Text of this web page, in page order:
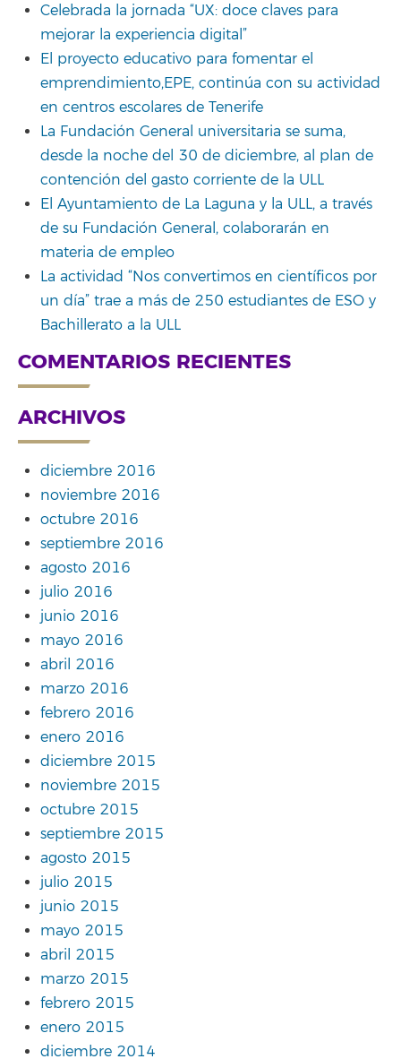
Celebrada la jornada “UX: doce claves para
mejorar la experiencia digital”
El proyecto educativo para fomentar el
emprendimiento,EPE, continúa con su actividad
en centros escolares de Tenerife
La Fundación General universitaria se suma,
desde la noche del 30 de diciembre, al plan de
contención del gasto corriente de la ULL
El Ayuntamiento de La Laguna y la ULL, a través
de su Fundación General, colaborarán en
materia de empleo
La actividad “Nos convertimos en científicos por
un día” trae a más de 250 estudiantes de ESO y
Bachillerato a la ULL
COMENTARIOS RECIENTES
ARCHIVOS
diciembre 2016
noviembre 2016
octubre 2016
septiembre 2016
agosto 2016
julio 2016
junio 2016
mayo 2016
abril 2016
marzo 2016
febrero 2016
enero 2016
diciembre 2015
noviembre 2015
octubre 2015
septiembre 2015
agosto 2015
julio 2015
junio 2015
mayo 2015
abril 2015
marzo 2015
febrero 2015
enero 2015
diciembre 2014